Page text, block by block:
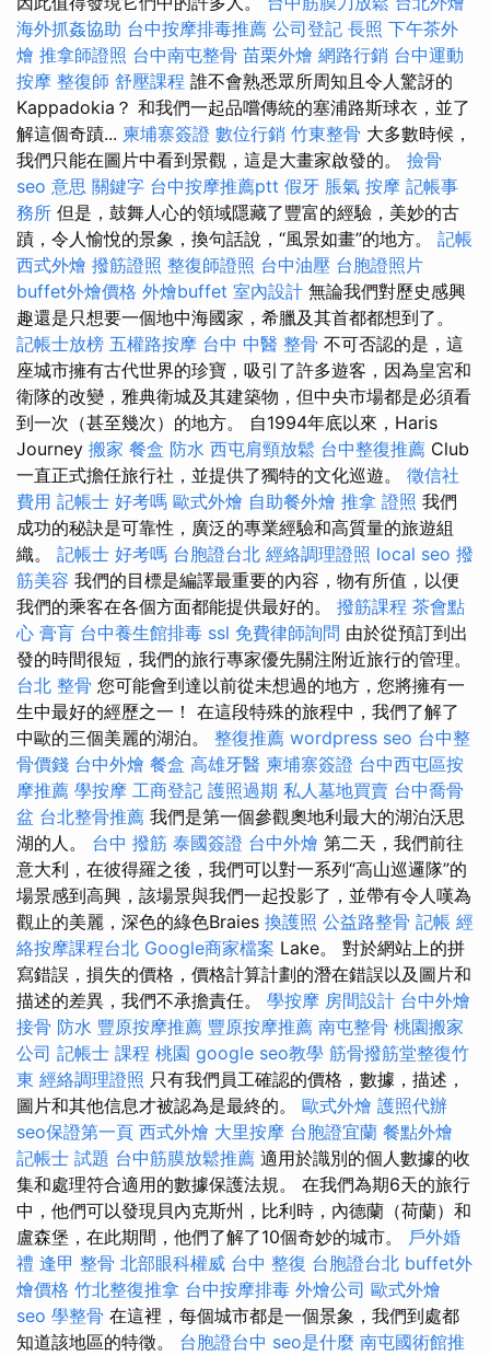
海外抓姦協助 台中按摩排毒推薦 公司登記 長照 下午茶外
燴 推拿師證照 台中南屯整骨 苗栗外燴 網路行銷 台中運動
按摩 整復師 舒壓課程 誰不會熟悉眾所周知且令人驚訝的
Kappadokia？ 和我們一起品嚐傳統的塞浦路斯球衣，並了
解這個奇蹟... 柬埔寨簽證 數位行銷 竹東整骨 大多數時候，
我們只能在圖片中看到景觀，這是大畫家啟發的。 撿骨
seo 意思 關鍵字 台中按摩推薦ptt 假牙 脹氣 按摩 記帳事
務所 但是，鼓舞人心的領域隱藏了豐富的經驗，美妙的古
蹟，令人愉悅的景象，換句話說，“風景如畫”的地方。 記帳
西式外燴 撥筋證照 整復師證照 台中油壓 台胞證照片
buffet外燴價格 外燴buffet 室內設計 無論我們對歷史感興
趣還是只想要一個地中海國家，希臘及其首都都想到了。
記帳士放榜 五權路按摩 台中 中醫 整骨 不可否認的是，這
座城市擁有古代世界的珍寶，吸引了許多遊客，因為皇宮和
衛隊的改變，雅典衛城及其建築物，但中央市場都是必須看
到一次（甚至幾次）的地方。 自1994年底以來，Haris
Journey 搬家 餐盒 防水 西屯肩頸放鬆 台中整復推薦 Club
一直正式擔任旅行社，並提供了獨特的文化巡遊。 徵信社
費用 記帳士 好考嗎 歐式外燴 自助餐外燴 推拿 證照 我們
成功的秘訣是可靠性，廣泛的專業經驗和高質量的旅遊組
織。 記帳士 好考嗎 台胞證台北 經絡調理證照 local seo 撥
筋美容 我們的目標是編譯最重要的內容，物有所值，以便
我們的乘客在各個方面都能提供最好的。 撥筋課程 茶會點
心 膏肓 台中養生館排毒 ssl 免費律師詢問 由於從預訂到出
發的時間很短，我們的旅行專家優先關注附近旅行的管理。
台北 整骨 您可能會到達以前從未想過的地方，您將擁有一
生中最好的經歷之一！ 在這段特殊的旅程中，我們了解了
中歐的三個美麗的湖泊。 整復推薦 wordpress seo 台中整
骨價錢 台中外燴 餐盒 高雄牙醫 柬埔寨簽證 台中西屯區按
摩推薦 學按摩 工商登記 護照過期 私人墓地買賣 台中喬骨
盆 台北整骨推薦 我們是第一個參觀奧地利最大的湖泊沃思
湖的人。 台中 撥筋 泰國簽證 台中外燴 第二天，我們前往
意大利，在彼得羅之後，我們可以對一系列“高山巡邏隊”的
場景感到高興，該場景與我們一起投影了，並帶有令人嘆為
觀止的美麗，深色的綠色Braies 換護照 公益路整骨 記帳 經
絡按摩課程台北 Google商家檔案 Lake。 對於網站上的拼
寫錯誤，損失的價格，價格計算計劃的潛在錯誤以及圖片和
描述的差異，我們不承擔責任。 學按摩 房間設計 台中外燴
接骨 防水 豐原按摩推薦 豐原按摩推薦 南屯整骨 桃園搬家
公司 記帳士 課程 桃園 google seo教學 筋骨撥筋堂整復竹
東 經絡調理證照 只有我們員工確認的價格，數據，描述，
圖片和其他信息才被認為是最終的。 歐式外燴 護照代辦
seo保證第一頁 西式外燴 大里按摩 台胞證宜蘭 餐點外燴
記帳士 試題 台中筋膜放鬆推薦 適用於識別的個人數據的收
集和處理符合適用的數據保護法規。 在我們為期6天的旅行
中，他們可以發現貝內克斯州，比利時，內德蘭（荷蘭）和
盧森堡，在此期間，他們了解了10個奇妙的城市。 戶外婚
禮 逢甲 整骨 北部眼科權威 台中 整復 台胞證台北 buffet外
燴價格 竹北整復推拿 台中按摩排毒 外燴公司 歐式外燴
seo 學整骨 在這裡，每個城市都是一個景象，我們到處都
知道該地區的特徵。 台胞證台中 seo是什麼 南屯國術館推